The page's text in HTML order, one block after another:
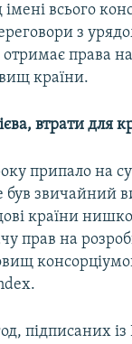
імені всього
з
права
країни.
втрати для
припало на
був звичайний
країни
прав на
підписаних